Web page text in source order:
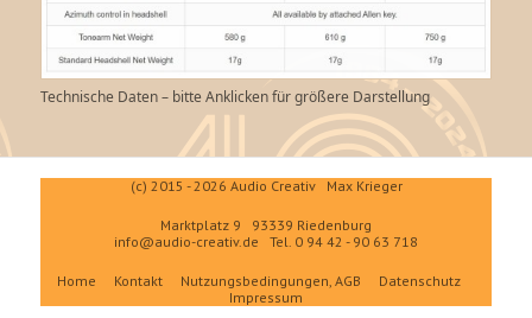
Technische Daten – bitte Anklicken für größere Darstellung
(c) 2015 - 2026 Audio Creativ Max Krieger
Marktplatz 9 93339 Riedenburg
info@audio-creativ.de Tel. 0 94 42 - 90 63 718
Home Kontakt Nutzungsbedingungen, AGB
Datenschutz
Impressum